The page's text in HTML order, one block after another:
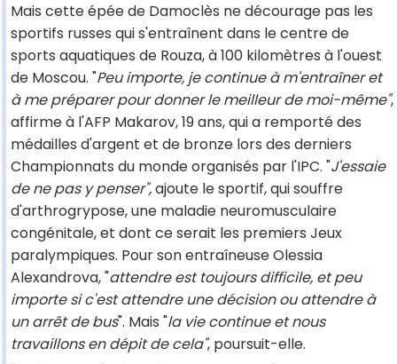
Mais cette épée de Damoclès ne décourage pas les
sportifs russes qui s'entraînent dans le centre de
sports aquatiques de Rouza, à 100 kilomètres à l'ouest
de Moscou. "Peu importe, je continue à m'entraîner et
à me préparer pour donner le meilleur de moi-même",
affirme à l'AFP Makarov, 19 ans, qui a remporté des
médailles d'argent et de bronze lors des derniers
Championnats du monde organisés par l'IPC. "J'essaie
de ne pas y penser",ajoute le sportif, qui souffre
d'arthrogrypose, une maladie neuromusculaire
congénitale, et dont ce serait les premiers Jeux
paralympiques. Pour son entraîneuse Olessia
Alexandrova, "attendre est toujours difficile, et peu
importe si c'est attendre une décision ou attendre à
un arrêt de bus". Mais "la vie continue et nous
travaillons en dépit de cela", poursuit-elle.